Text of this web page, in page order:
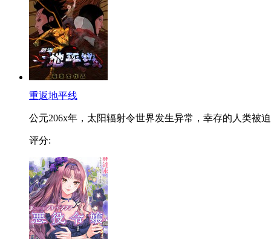
重返地平线
公元206x年，太阳辐射令世界发生异常，幸存的人类被
评分: